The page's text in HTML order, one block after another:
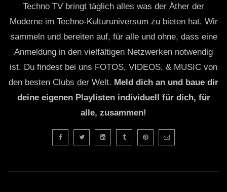
Techno TV bringt täglich alles was der Äther der
Moderne im Techno-Kulturuniversum zu bieten hat. Wir
sammeln und bereiten auf, für alle und ohne, dass eine
Anmeldung in den vielfältigen Netzwerken notwendig
ist. Du findest bei uns FOTOS, VIDEOS, & MUSIC von
den besten Clubs der Welt. Meld dich an und baue dir
deine eigenen Playlisten individuell für dich, für
alle, zusammen!